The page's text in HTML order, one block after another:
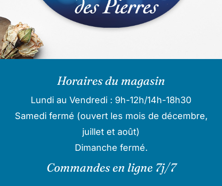
Horaires du magasin
Lundi au Vendredi : 9h-12h/14h-18h30
Samedi fermé (ouvert les mois de décembre,
juillet et août)
Dimanche fermé.
Commandes en ligne 7j/7